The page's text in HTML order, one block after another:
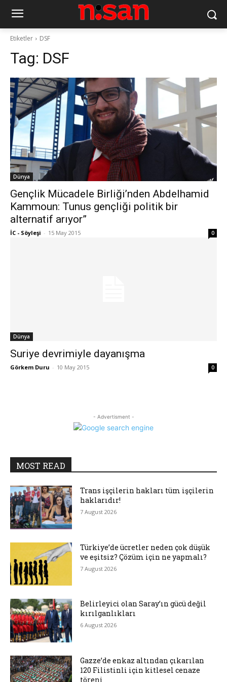
Etiketler DSF
Tag: DSF
Dünya
Gençlik Mücadele Birliği’nden Abdelhamid
Kammoun: Tunus gençliği politik bir
alternatif arıyor”
İC - Söyleşi - 15 May 2015 0
Dünya
Suriye devrimiyle dayanışma
Görkem Duru - 10 May 2015 0
- Advertisment -
MOST READ
Trans işçilerin hakları tüm işçilerin
haklarıdır!
7 August 2026
Türkiye’de ücretler neden çok düşük
ve eşitsiz? Çözüm için ne yapmalı?
7 August 2026
Belirleyici olan Saray’ın gücü değil
kırılganlıkları
6 August 2026
Gazze’de enkaz altından çıkarılan
120 Filistinli için kitlesel cenaze
töreni